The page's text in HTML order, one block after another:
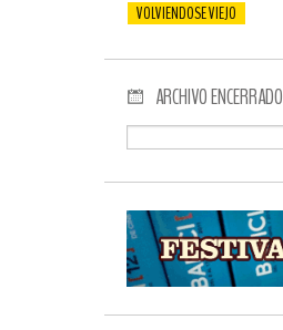
VOLVIENDOSE VIEJO
ARCHIVO ENCERRADO